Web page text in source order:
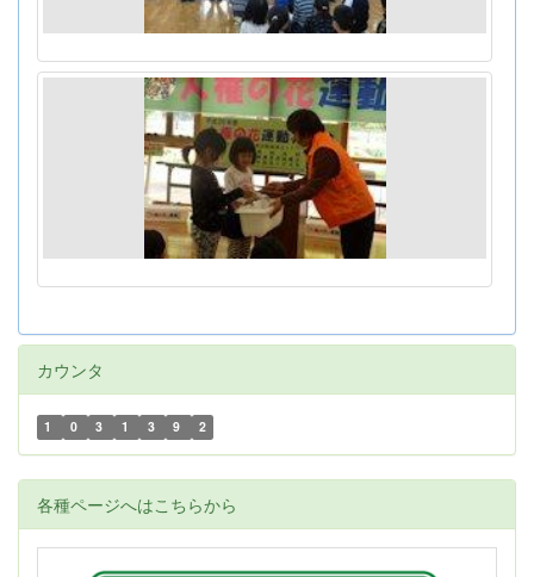
カウンタ
1 0 3 1 3 9 2
各種ページへはこちらから